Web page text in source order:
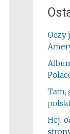
Oczy
Tam,
Hej,